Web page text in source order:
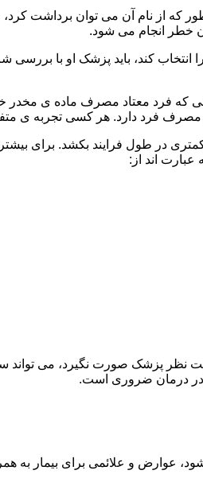
از نام آن می توان برداشت کرد،
خطر انجام می شود.
کند، باید پزشک او با
فرد معتاد مصرف ماده ی مخدر
فرد دارد. هر کسی تجربه ی
در طول فرایند بکشد. برای
اند از:
پزشک صورت نگیرد، می تواند
درمان ضروری است.
عوارض و علائمی برای بیمار به